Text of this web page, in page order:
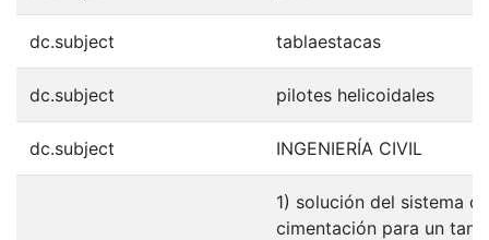
dc.subject tablaestacas
dc.subject pilotes helicoidales
dc.subject INGENIERÍA CIVIL
1) solución del sistema de
cimentación para un